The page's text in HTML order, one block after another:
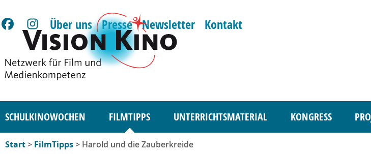
Über uns Presse Newsletter Kontakt
SCHULKINOWOCHEN FILMTIPPS UNTERRICHTSMATERIAL KONGRESS
Start> FilmTipps> Harold und die Zauberkreide